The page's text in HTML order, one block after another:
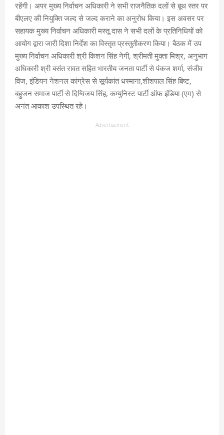
रहेंगी। अपर मुख्य निर्वाचन अधिकारी ने सभी राजनैतिक दलों से बूथ स्तर पर
बीएलए की नियुक्ति जल्द से जल्द कराने का अनुरोध किया। इस अवसर पर
सहायक मुख्य निर्वाचन अधिकारी मस्तू दास ने सभी दलों के प्रतिनिधियों को
आयोग द्वारा जारी दिशा निर्देश का विस्तृत प्रस्तुतीकरण किया। बैठक में उप
मुख्य निर्वाचन अधिकारी श्री किशन सिंह नेगी, श्रीमती मुक्ता मिश्र, अनुभाग
अधिकारी श्री बसंत रावत सहित भारतीय जनता पार्टी से पंकज शर्मा, संजीव
विज, इंडियन नेशनल कांग्रेस से सूर्यकांत धस्माना,शीशपाल सिंह बिष्ट,
बहुजन समाज पार्टी से दिग्विजय सिंह, कम्युनिस्ट पार्टी ऑफ इंडिया (एम) से
अनंत आकाश उपस्थित रहे।
Advertisement